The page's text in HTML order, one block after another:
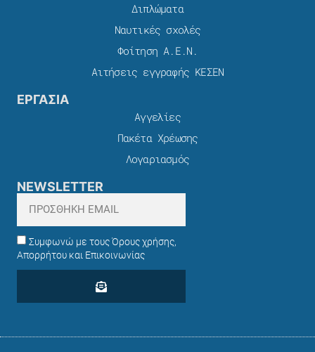
Διπλώματα
Ναυτικές σχολές
Φοίτηση Α.Ε.Ν.
Αιτήσεις εγγραφής ΚΕΣΕΝ
ΕΡΓΑΣΙΑ
Αγγελίες
Πακέτα Χρέωσης​
Λογαριασμός
NEWSLETTER
Συμφωνώ με τους Όρους χρήσης,
Απορρήτου και Επικοινωνίας